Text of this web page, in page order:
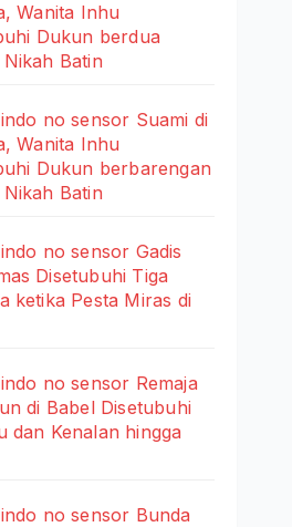
Wanita Inhu
Dukun berdua
Batin
no sensor Suami di
Wanita Inhu
Dukun berbarengan
Batin
no sensor Gadis
Disetubuhi Tiga
ketika Pesta Miras di
no sensor Remaja
di Babel Disetubuhi
dan Kenalan hingga
no sensor Bunda